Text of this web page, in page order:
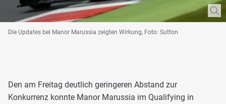
Die Updates bei Manor Marussia zeigten Wirkung, Foto: Sutton
Den am Freitag deutlich geringeren Abstand zur
Konkurrenz konnte Manor Marussia im Qualifying in